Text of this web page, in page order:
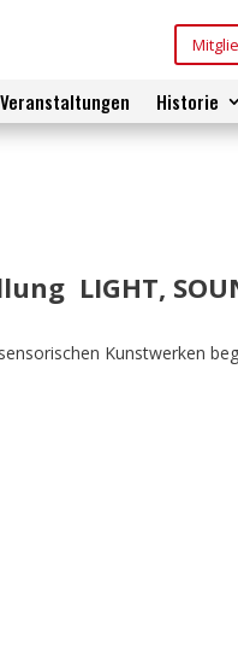
Veranstaltungen Historie
LIGHT,
Kunstwerken